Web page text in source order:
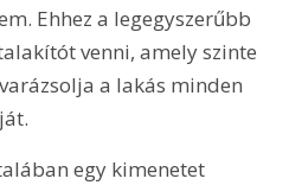
Ehhez a legegyszerűbb
venni, amely szinte
a lakás minden
egy kimenetet